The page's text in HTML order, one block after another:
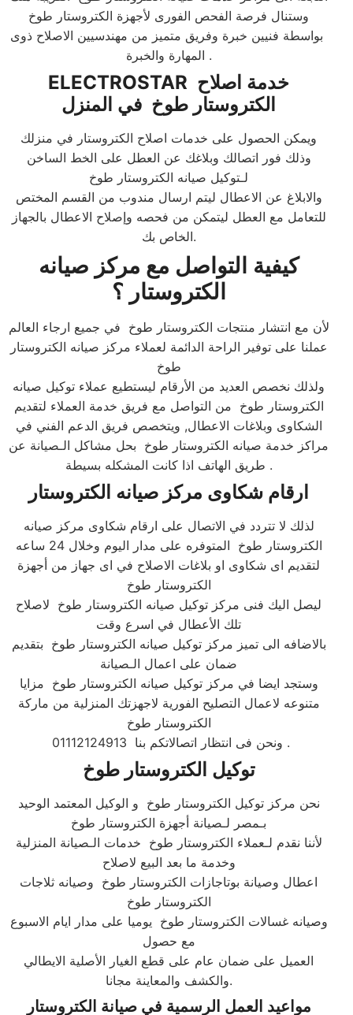
وستنال فرصة الفحص الفورى لأجهزة الكتروستار طوخ
بواسطة فنيين خبرة وفريق متميز من مهندسيين الاصلاح ذوى
المهارة والخبرة .​
ELECTROSTAR خدمة اصلاح
الكتروستار طوخ في المنزل
ويمكن الحصول على خدمات اصلاح الكتروستار في منزلك
وذلك فور اتصالك وبلاغك عن العطل على الخط الساخن
لـتوكيل صيانه الكتروستار طوخ
والابلاغ عن الاعطال ليتم ارسال مندوب من القسم المختص
للتعامل مع العطل ليتمكن من فحصه وإصلاح الاعطال بالجهاز
الخاص بك.​
كيفية التواصل مع مركز صيانه
الكتروستار ؟
لأن مع انتشار منتجات الكتروستار طوخ في جميع ارجاء العالم
عملنا على توفير الراحة الدائمة لعملاء مركز صيانه الكتروستار
طوخ
ولذلك نخصص العديد من الأرقام ليستطيع عملاء توكيل صيانه
الكتروستار طوخ من التواصل مع فريق خدمة العملاء لتقديم
الشكاوى وبلاغات الاعطال, ويتخصص فريق الدعم الفني في
مراكز خدمة صيانه الكتروستار طوخ بحل مشاكل الـصيانة عن
طريق الهاتف اذا كانت المشكله بسيطة .​
ارقام شكاوى مركز صيانه الكتروستار
لذلك لا تتردد في الاتصال على ارقام شكاوى مركز صيانه
الكتروستار طوخ المتوفره على مدار اليوم وخلال 24 ساعه
لتقديم اى شكاوى او بلاغات الاصلاح في اى جهاز من أجهزة
الكتروستار طوخ
ليصل اليك فنى مركز توكيل صيانه الكتروستار طوخ لاصلاح
تلك الأعطال في اسرع وقت
بالاضافه الى تميز مركز توكيل صيانه الكتروستار طوخ بتقديم
ضمان على اعمال الـصيانة
وستجد ايضا في مركز توكيل صيانه الكتروستار طوخ مزايا
متنوعه لاعمال التصليح الفورية لاجهزتك المنزلية من ماركة
الكتروستار طوخ
01112124913 ونحن فى انتظار اتصالاتكم بنا .
توكيل الكتروستار طوخ
نحن مركز توكيل الكتروستار طوخ و الوكيل المعتمد الوحيد
بـمصر لـصيانة أجهزة الكتروستار طوخ
لأننا نقدم لـعملاء الكتروستار طوخ خدمات الـصيانة المنزلية
وخدمة ما بعد البيع لاصلاح
اعطال وصيانة بوتاجازات الكتروستار طوخ وصيانه ثلاجات
الكتروستار طوخ
وصيانه غسالات الكتروستار طوخ يوميا على مدار ايام الاسبوع
مع حصول
العميل على ضمان عام على قطع الغيار الأصلية الايطالي
والكشف والمعاينة مجانا.​
مواعيد العمل الرسمية في صيانة الكتروستار